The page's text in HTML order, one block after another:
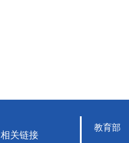
相关链接
教育部